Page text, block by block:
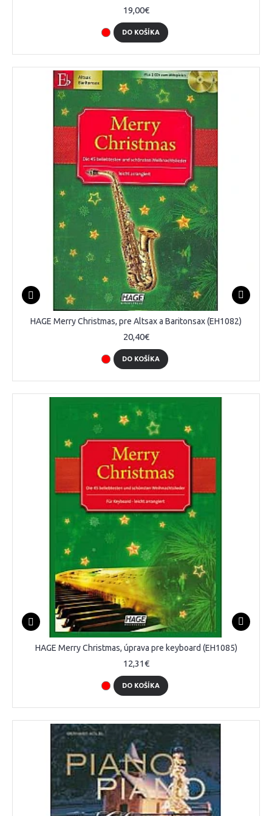
19,00€
DO KOŠÍKA
HAGE Merry Christmas, pre Altsax a Baritonsax (EH1082)
20,40€
DO KOŠÍKA
HAGE Merry Christmas, úprava pre keyboard (EH1085)
12,31€
DO KOŠÍKA